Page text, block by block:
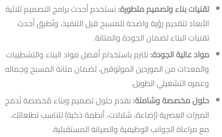
تقنيات بناء وتصميم متطورة: نستخدم أحدث برامج التصميم ثلاثية
الأبعاد لتقديم رؤية واضحة للمسبح قبل التنفيذ، ونُطبق أحدث
تقنيات البناء لضمان الجودة والمتانة.
مواد عالية الجودة: نلتزم باستخدام أفضل مواد البناء والتشطيبات
والمعدات من الموردين الموثوقين، لضمان متانة المسبح وجماله
وعمره التشغيلي الطويل.
حلول مخصصة وشاملة: نقدم حلول تصميم وبناء مُخصصة تُدمج
الميزات العصرية (إضاءة، شلالات، أنظمة ذكية) لتناسب تطلعاتك،
مع مراعاة الجوانب الوظيفية والصيانة المستقبلية.